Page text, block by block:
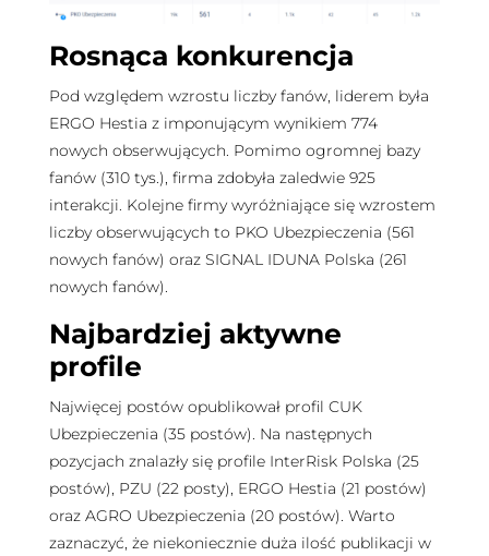
Rosnąca konkurencja
Pod względem wzrostu liczby fanów, liderem była
ERGO Hestia z imponującym wynikiem 774
nowych obserwujących. Pomimo ogromnej bazy
fanów (310 tys.), firma zdobyła zaledwie 925
interakcji. Kolejne firmy wyróżniające się wzrostem
liczby obserwujących to PKO Ubezpieczenia (561
nowych fanów) oraz SIGNAL IDUNA Polska (261
nowych fanów).
Najbardziej aktywne
profile
Najwięcej postów opublikował profil CUK
Ubezpieczenia (35 postów). Na następnych
pozycjach znalazły się profile InterRisk Polska (25
postów), PZU (22 posty), ERGO Hestia (21 postów)
oraz AGRO Ubezpieczenia (20 postów). Warto
zaznaczyć, że niekoniecznie duża ilość publikacji w